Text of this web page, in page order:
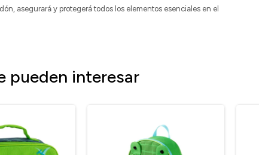
asegurará y protegerá todos los elementos esenciales en el
pueden interesar